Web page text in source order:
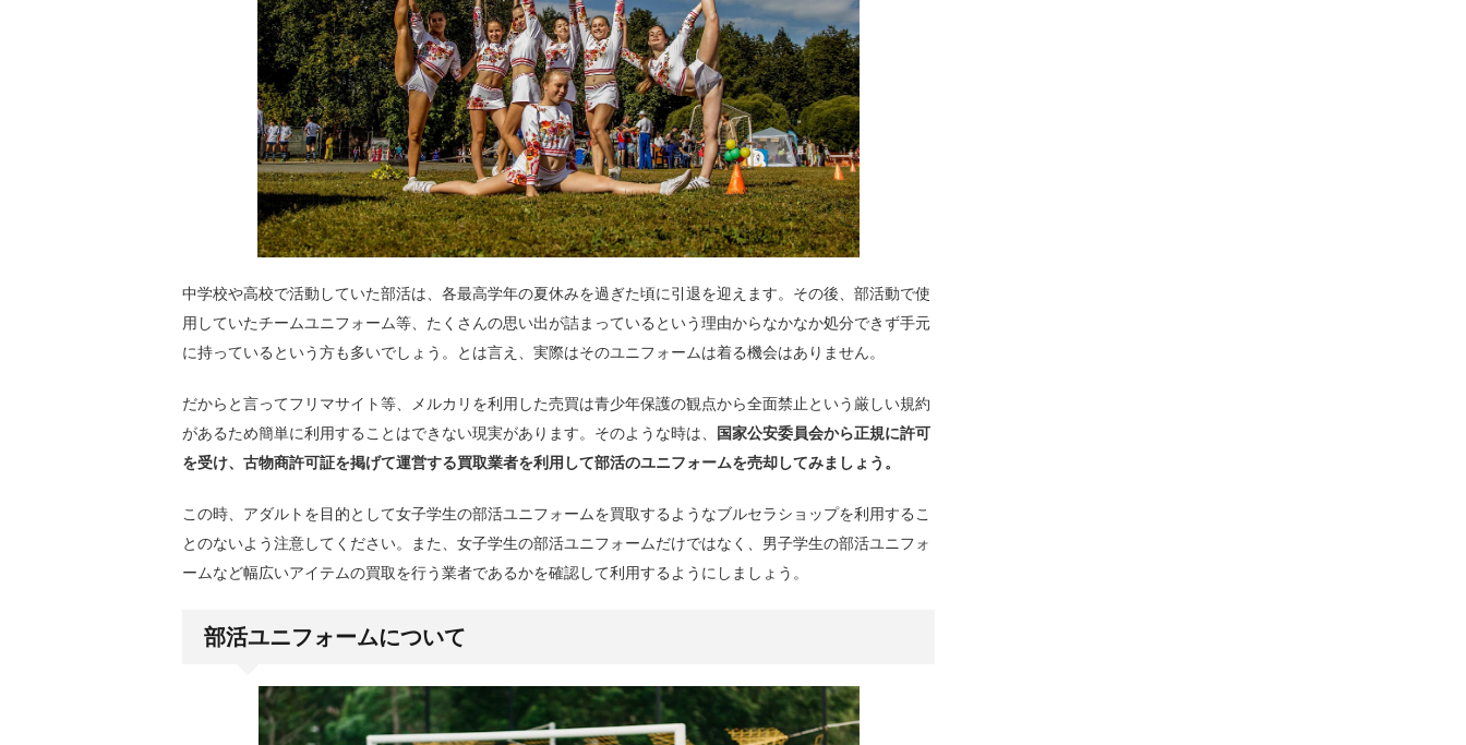
中学校や高校で活動していた部活は、各最高学年の夏休みを過ぎた頃に引退を迎えます。その後、部活動で使
用していたチームユニフォーム等、たくさんの思い出が詰まっているという理由からなかなか処分できず手元
に持っているという方も多いでしょう。とは言え、実際はそのユニフォームは着る機会はありません。
だからと言ってフリマサイト等、メルカリを利用した売買は青少年保護の観点から全面禁止という厳しい規約
があるため簡単に利用することはできない現実があります。そのような時は、
国家公安委員会から正規に許可
を受け、古物商許可証を掲げて運営する買取業者を利用して部活のユニフォームを売却してみましょう。
この時、アダルトを目的として女子学生の部活ユニフォームを買取するようなブルセラショップを利用するこ
とのないよう注意してください。また、女子学生の部活ユニフォームだけではなく、男子学生の部活ユニフォ
ームなど幅広いアイテムの買取を行う業者であるかを確認して利用するようにしましょう。
部活ユニフォームについて